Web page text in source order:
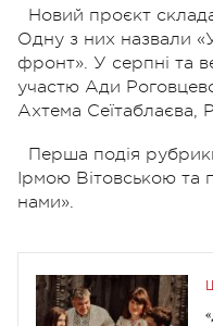
Новий проєкт
Одну з них назвали
фронт». У серпні та
участю Ади
Ахтема Сеїтаблаєва,
Перша подія
Ірмою Вітовською та
нами».